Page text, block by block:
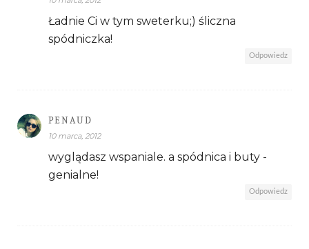
Ładnie Ci w tym sweterku;) śliczna
spódniczka!
Odpowiedz
PENAUD
10 marca, 2012
wyglądasz wspaniale. a spódnica i buty -
genialne!
Odpowiedz